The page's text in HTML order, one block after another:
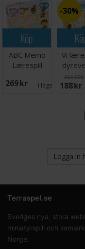
Köp
ABC Memo
Lærespill
269 SEK I lager: 2
30%
Vi
269 SEK
188 SEK
Logga in
Terraspel.se
Sveriges nya, stora
miniatyrspill och
Norge.